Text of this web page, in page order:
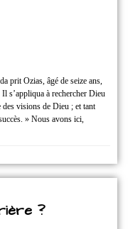
prit Ozias, âgé de seize ans,
s’appliqua à rechercher Dieu
visions de Dieu ; et tant
» Nous avons ici,
?